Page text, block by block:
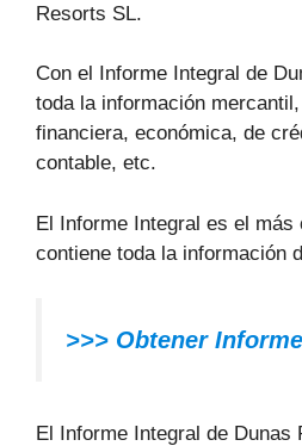
Resorts SL.
Con el Informe Integral de
toda la información
financiera, económica, de
contable, etc.
El Informe Integral es el más
contiene toda la información
>>> Obtener
El Informe Integral de Dunas